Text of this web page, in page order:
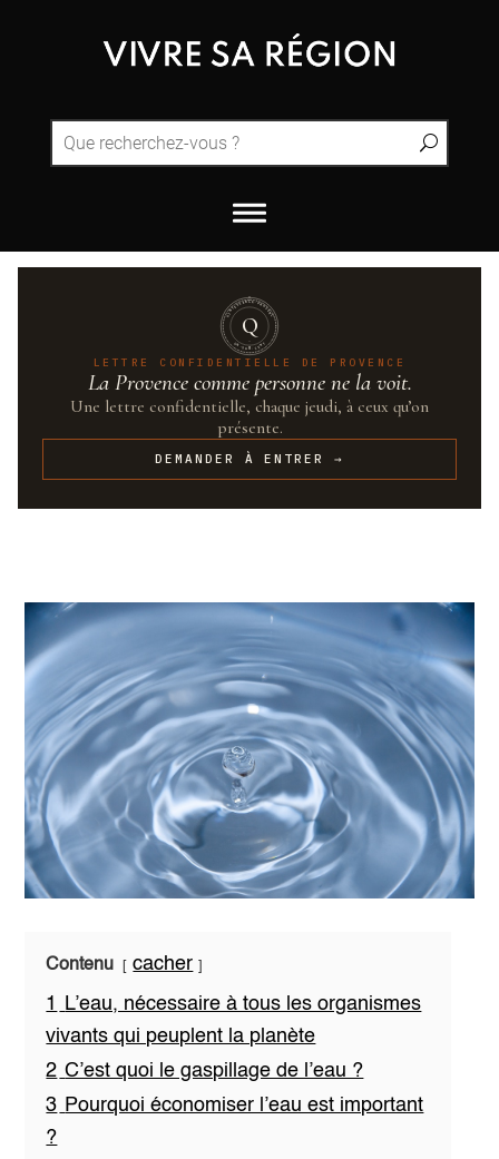
QUINTESSENCE·PROVENCE
UN·SUR·CENT
Q
LETTRE CONFIDENTIELLE DE PROVENCE
La Provence comme personne ne la voit.
Une lettre confidentielle, chaque jeudi, à ceux qu’on
présente.
DEMANDER À ENTRER →
Contenu
cacher
1
L’eau, nécessaire à tous les organismes
vivants qui peuplent la planète
2 C’est quoi le gaspillage de l’eau ?
3 Pourquoi économiser l’eau est important
?